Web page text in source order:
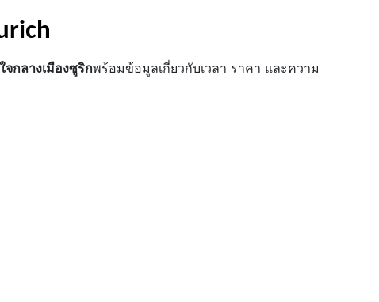
จกลางเมืองซูริกพร้อมข้อมูลเกี่ยวกับเวลา ราคา และความ